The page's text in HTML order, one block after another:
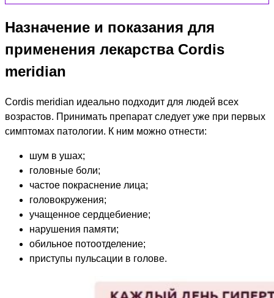
Назначение и показания для
применения лекарства Cordis
meridian
Cordis meridian идеально подходит для людей всех
возрастов. Принимать препарат следует уже при первых
симптомах патологии. К ним можно отнести:
шум в ушах;
головные боли;
частое покраснение лица;
головокружения;
учащенное сердцебиение;
нарушения памяти;
обильное потоотделение;
приступы пульсации в голове.